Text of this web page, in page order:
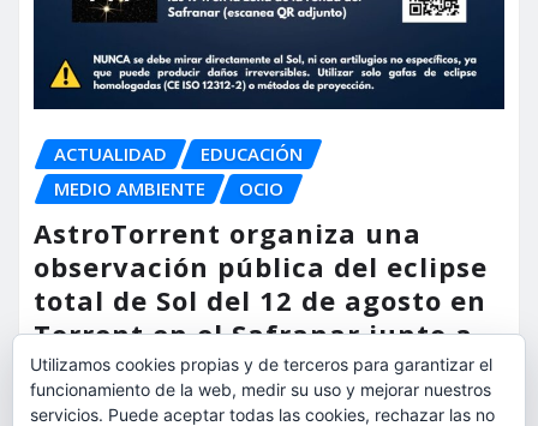
ACTUALIDAD
EDUCACIÓN
MEDIO AMBIENTE
OCIO
AstroTorrent organiza una
observación pública del eclipse
total de Sol del 12 de agosto en
Torrent en el Safranar junto a
las vías del AVE
torrent al dia Ago 5, 2026
Utilizamos cookies propias y de terceros para garantizar el
funcionamiento de la web, medir su uso y mejorar nuestros
servicios. Puede aceptar todas las cookies, rechazar las no